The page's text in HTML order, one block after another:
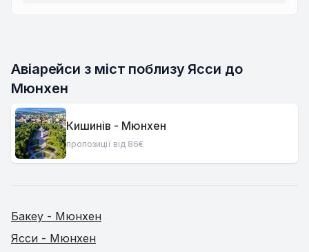
Авіарейси з міст поблизу Ясси до
Мюнхен
Кишинів - Мюнхен
пропозиції від 86€
Бакеу - Мюнхен
Ясси - Мюнхен